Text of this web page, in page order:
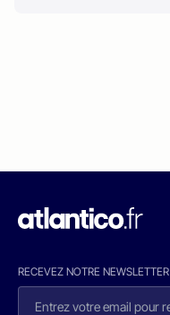
RECEVEZ NOTRE NEWSLETTER